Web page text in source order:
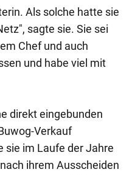
Als solche hatte sie
sagte sie. Sie sei
Chef und auch
und habe viel mit
direkt eingebunden
Verkauf
sie im Laufe der Jahre
ihrem Ausscheiden